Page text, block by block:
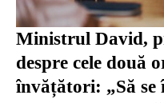
Ministrul David,
despre cele două
învățători: „Să se